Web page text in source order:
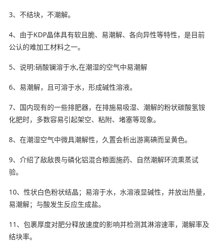
3、不结块，不潮解。
4、由于KDP晶体具有软且脆、易潮解、各向异性等特性，是目前
公认的难加工材料之一。
5、说明:硝酸镧溶于水,在潮湿的空气中易潮解
6、易潮解，且可溶于水，形成碱性溶液。
7、国内现有的一些排肥器，在排施易吸湿、潮解的粉状碳酸氢铵
化肥时，多数容易引起架空、粘附、堵塞等现象。
8、在潮湿空气中微具潮解性，久置会析出游离碘而呈黄色。
9、介绍了敌敌畏与磷化铝混合粮面施药、 自然潮解环流熏蒸试
验。
10、性状白色粉状结晶；易溶于水，水溶液显碱性，并放出热量，
易潮解；与酸发生反应生成盐。
11、包裹厚度对肥分释放速度的影响并检测其淋溶速率，潮解率及
结块率。